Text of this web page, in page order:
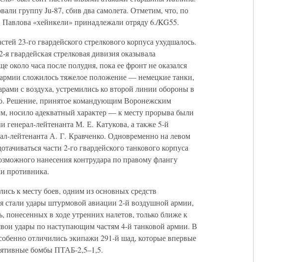
группу Ju-87, сбив два самолета. Отметим, что, по
«хейнкели» принадлежали отряду 6./KG55.
23-го гвардейского стрелкового корпуса ухудшалось.
гвардейская стрелковая дивизия оказывала
около часа после полудня, пока ее фронт не оказался
сложилось тяжелое положение — немецкие танки,
с воздуха, устремились ко второй линии обороны в
Решение, принятое командующим Воронежским
носило адекватный характер — к месту прорыва были
генерал-лейтенанта М. Е. Катукова, а также 5-й
лейтенанта А. Г. Кравченко. Одновременно на левом
части 2-го гвардейского танкового корпуса
нанесения контрудара по правому флангу
противника.
к месту боев, одним из основных средств
стали удары штурмовой авиации 2-й воздушной армии,
понесенных в ходе утренних налетов, только ближе к
удары по наступающим частям 4-й танковой армии. В
отличились экипажи 291-й шад, которые впервые
бомбы ПТАБ-2,5–1,5.